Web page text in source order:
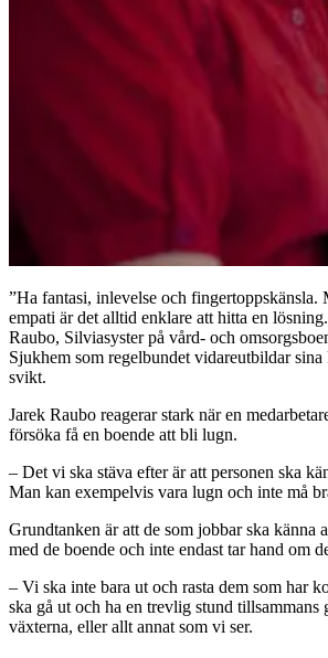
”Ha fantasi, inlevelse och fingertoppskänsla.
empati är det alltid enklare att hitta en
Raubo, Silviasyster på vård- och
Sjukhem som regelbundet vidareutbildar
svikt.
Jarek Raubo reagerar stark när en
försöka få en boende att bli lugn.
– Det vi ska stäva efter är att personen ska
Man kan exempelvis vara lugn och inte må
Grundtanken är att de som jobbar ska känna
med de boende och inte endast tar hand om
– Vi ska inte bara ut och rasta dem som har
ska gå ut och ha en trevlig stund tillsammans
växterna, eller allt annat som vi ser.